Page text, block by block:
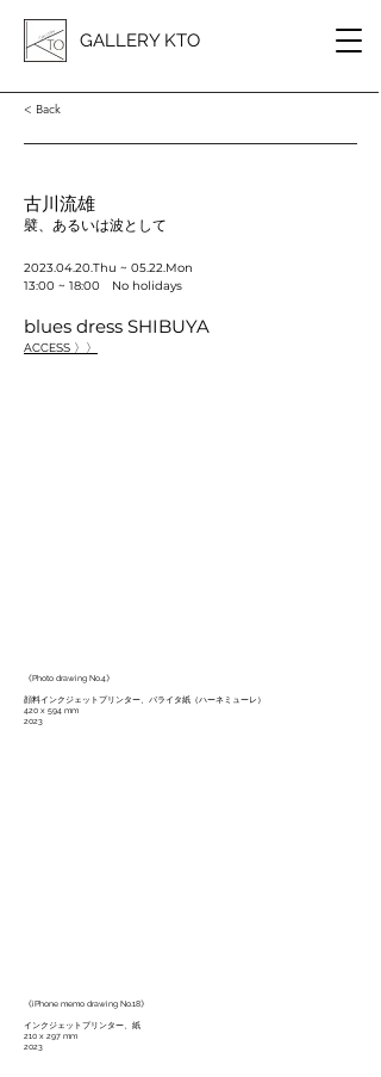
GALLERY KTO
< Back
古川流雄
襞、あるいは波として
2023.04.20.Thu ~ 05.22.Mon
13:00 ~ 18:00 No holidays
blues dress SHIBUYA
ACCESS 〉〉
《Photo drawing No.4》
顔料インクジェットプリンター、バライタ紙（ハーネミューレ）
420 x 594 mm
2023
《iPhone memo drawing No.18》
インクジェットプリンター、紙
210 x 297 mm
2023